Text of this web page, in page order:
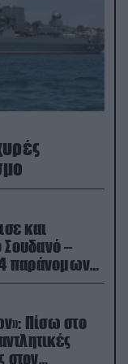
και
–
παράνομων
Πίσω στο